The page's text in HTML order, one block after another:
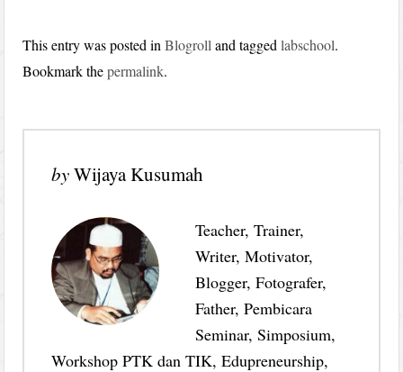
This entry was posted inBlogroll and taggedlabschool.
Bookmark thepermalink.
byWijaya Kusumah
Teacher, Trainer,
Writer, Motivator,
Blogger, Fotografer,
Father, Pembicara
Seminar, Simposium,
Workshop PTK dan TIK, Edupreneurship,